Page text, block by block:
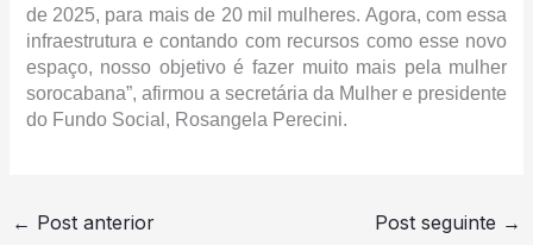
de 2025, para mais de 20 mil mulheres. Agora, com essa
infraestrutura e contando com recursos como esse novo
espaço, nosso objetivo é fazer muito mais pela mulher
sorocabana”, afirmou a secretária da Mulher e presidente
do Fundo Social, Rosangela Perecini.
← Post anterior Post seguinte →